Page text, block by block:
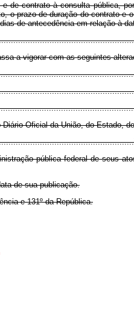
de contrato à consulta pública,
o prazo de duração do contrato
de antecedência em relação à
a vigorar com as seguintes
Oficial da União, do Estado,
pública federal de seus
de sua publicação.
e 131º da República.